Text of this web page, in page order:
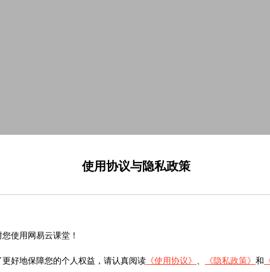
使用协议与隐私政策
您使用网易云课堂！
更好地保障您的个人权益，请认真阅读 《使用协议》 《隐私政策》 和